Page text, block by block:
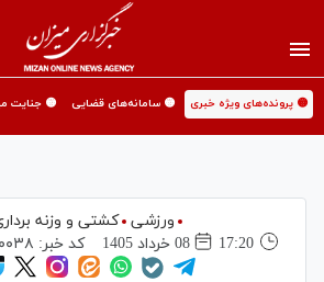
🟡 پرونده‌های ویژه خبری 🟡 سامانه‌های قضایی 🟡 جنایت
ورزشی
کشتی و وزنه
17:20
08 خرداد 1405 کد خبر: